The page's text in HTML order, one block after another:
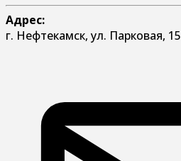
Адрес:
г. Нефтекамск, ул. Парковая, 15